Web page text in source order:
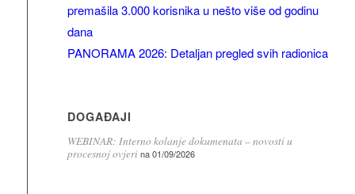
premašila 3.000 korisnika u nešto više od godinu
dana
PANORAMA 2026: Detaljan pregled svih radionica
DOGAĐAJI
WEBINAR: Interno kolanje dokumenata – novosti u
procesnoj ovjerina 01/09/2026